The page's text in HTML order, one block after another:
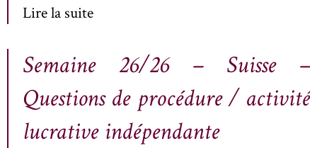
Lire la suite
Semaine 26/26 – Suisse –
Questions de procédure / activité
lucrative indépendante